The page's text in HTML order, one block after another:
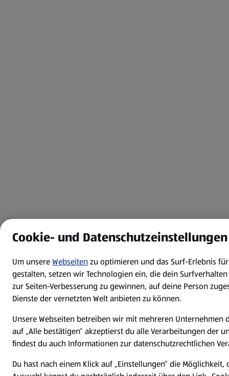
Cookie- und Datenschutzeinstellungen
Um unsereWebseitenzu optimieren und das Surf-Erlebnis
gestalten, setzen wir Technologien ein, die dein
zur Seiten-Verbesserung zu gewinnen, auf deine Person
Dienste der vernetzten Welt anbieten zu können.
Unsere Webseiten betreiben wir mit mehreren Unternehmen
auf „Alle bestätigen“ akzeptierst du alle Verarbeitungen der
findest du auch Informationen zur datenschutzrechtlichen
Du hast nach einem Klick auf „Einstellungen“ die